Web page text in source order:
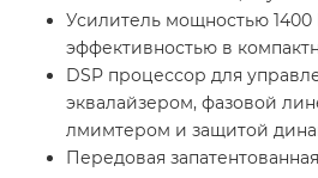
Усилитель мощностью 1400
эффективностью в
DSP процессор для
эквалайзером, фазовой
лмимтером и защитой
Передовая